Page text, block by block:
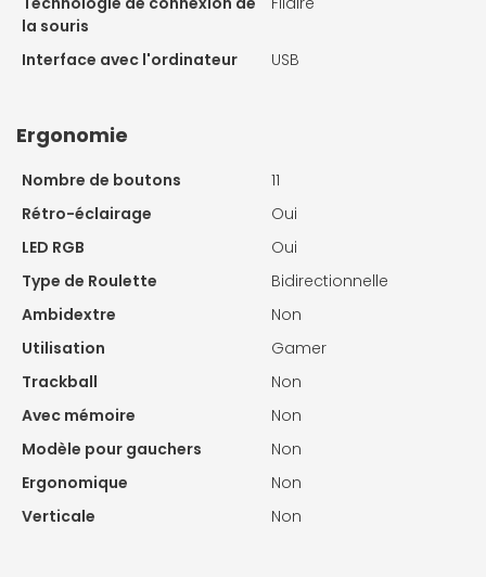
la souris
Interface avec l'ordinateur USB
Ergonomie
Nombre de boutons
11
Rétro-éclairage
Oui
LED RGB
Oui
Type de Roulette
Bidirectionnelle
Ambidextre
Non
Utilisation
Gamer
Trackball
Non
Avec mémoire
Non
Modèle pour gauchers
Non
Ergonomique
Non
Verticale
Non